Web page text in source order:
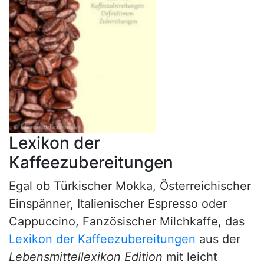
Lexikon der
Kaffeezubereitungen
Egal ob Türkischer Mokka, Österreichischer
Einspänner, Italienischer Espresso oder
Cappuccino, Fanzösischer Milchkaffe, das
Lexikon der Kaffeezubereitungen aus der
Lebensmittellexikon Edition mit leicht